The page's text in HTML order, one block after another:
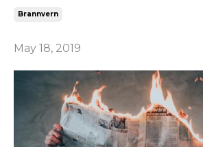
Brannvern
May 18, 2019